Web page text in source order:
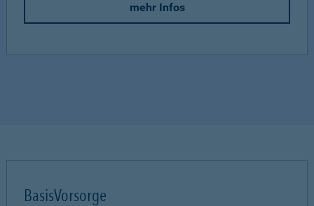
mehr Infos
BasisVorsorge